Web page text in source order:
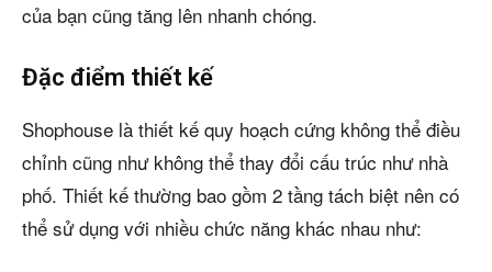
của bạn cũng tăng lên nhanh chóng.
Đặc điểm thiết kế
Shophouse là thiết kế quy hoạch cứng không thể điều
chỉnh cũng như không thể thay đổi cấu trúc như nhà
phố. Thiết kế thường bao gồm 2 tầng tách biệt nên có
thể sử dụng với nhiều chức năng khác nhau như: